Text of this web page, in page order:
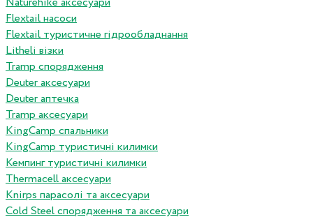
Flextail насоси
Flextail туристичне гідрообладнання
Litheli візки
Tramp спорядження
Deuter аксесуари
Deuter аптечка
Tramp аксесуари
KingCamp спальники
KingCamp туристичні килимки
Кемпинг туристичні килимки
Thermacell аксесуари
Knirps парасолі та аксесуари
Cold Steel спорядження та аксесуари